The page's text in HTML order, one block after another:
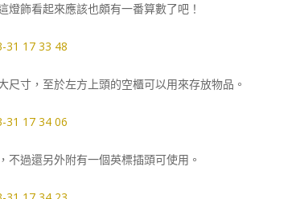
飾看起來應該也頗有一番算數了吧！
寸，至於左方上頭的空櫃可以用來存放物品。
過還另外附有一個英標插頭可使用。